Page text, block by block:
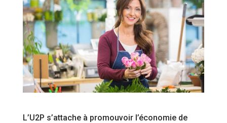
L’U2P s’attache à promouvoir l’économie de